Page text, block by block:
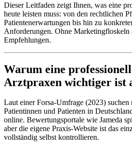
Dieser Leitfaden zeigt Ihnen, was eine
heute leisten muss: von den rechtlichen
Patientenerwartungen bis hin zu
Anforderungen. Ohne
Empfehlungen.
Warum eine
Arztpraxen wichtiger ist
Laut einer Forsa-Umfrage (2023) suchen
Patientinnen und Patienten in
online. Bewertungsportale wie Jameda
aber die eigene Praxis-Website ist das
vollständig selbst kontrollieren.